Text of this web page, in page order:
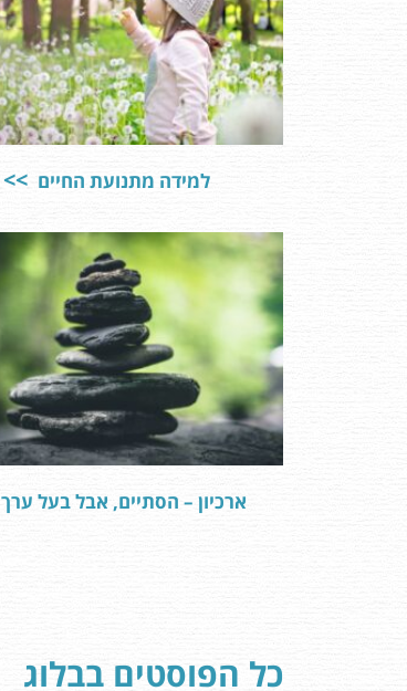
למידה מתנועת החיים
ארכיון – הסתיים, אבל בעל ערך
כל הפוסטים בבלוג